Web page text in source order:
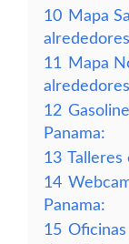
10 Mapa
alrededores
11
Mapa
alrededores
12
Panama:
13 Talleres
14
Panama:
15